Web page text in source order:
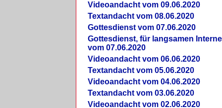
Videoandacht vom 09.06.2020
Textandacht vom 08.06.2020
Gottesdienst vom 07.06.2020
Gottesdienst, für langsamen
vom 07.06.2020
Videoandacht vom 06.06.2020
Textandacht vom 05.06.2020
Videoandacht vom 04.06.2020
Textandacht vom 03.06.2020
Videoandacht vom 02.06.2020